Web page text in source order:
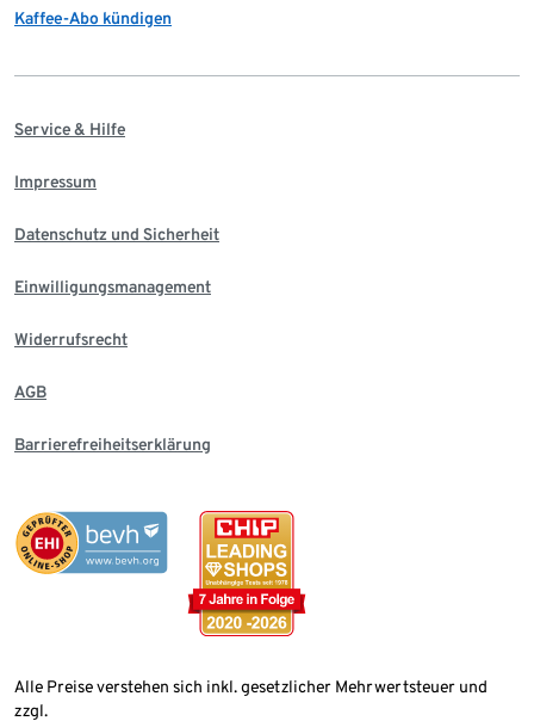
Kaffee-Abo kündigen
Service & Hilfe
Impressum
Datenschutz und Sicherheit
Einwilligungsmanagement
Widerrufsrecht
AGB
Barrierefreiheitserklärung
Alle Preise verstehen sich inkl. gesetzlicher Mehrwertsteuer und
zzgl.